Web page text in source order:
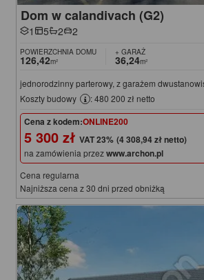
Dom w calandivach (G2)
1 5 2 2
POWIERZCHNIA DOMU
126,42m²
+ GARAŻ
36,24m²
jednorodzinny parterowy, z garażem
Koszty budowy
: 480 200 zł netto
Cena z kodem:ONLINE200
5 300 zł (4 308,94 zł netto)
na zamówienia przezwww.archon.pl
Cena regularna
Najniższa cena z 30 dni przed obniżką